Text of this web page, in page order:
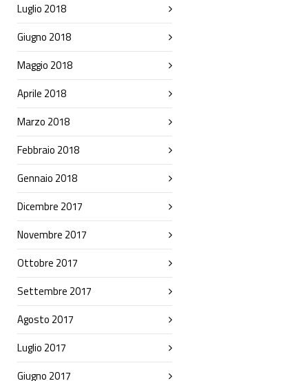
Luglio 2018
Giugno 2018
Maggio 2018
Aprile 2018
Marzo 2018
Febbraio 2018
Gennaio 2018
Dicembre 2017
Novembre 2017
Ottobre 2017
Settembre 2017
Agosto 2017
Luglio 2017
Giugno 2017